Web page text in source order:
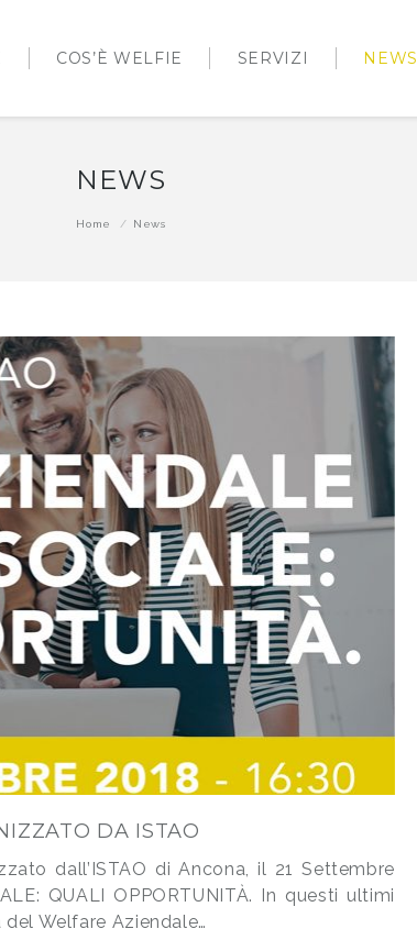
COS’È WELFIE SERVIZI NEWS
NEWS
Home News
DA ISTAO
dall’ISTAO di Ancona, il 21 Settembre
QUALI OPPORTUNITÀ. In questi ultimi
Welfare Aziendale…